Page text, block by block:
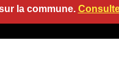
la commune.